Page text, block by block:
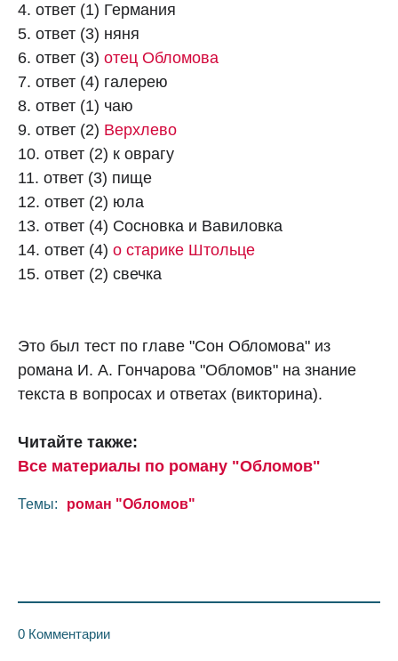
4. ответ (1) Германия
5. ответ (3) няня
6. ответ (3) отец Обломова
7. ответ (4) галерею
8. ответ (1) чаю
9. ответ (2) Верхлево
10. ответ (2) к оврагу
11. ответ (3) пище
12. ответ (2) юла
13. ответ (4) Сосновка и Вавиловка
14. ответ (4) о старике Штольце
15. ответ (2) свечка
Это был тест по главе "Сон Обломова" из
романа И. А. Гончарова "Обломов" на знание
текста в вопросах и ответах (викторина).
Читайте также:
Все материалы по роману "Обломов"
Темы: роман "Обломов"
0 Комментарии